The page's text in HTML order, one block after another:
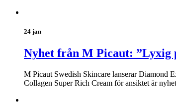
24 jan
Nyhet från M Picaut: ”Lyxig
M Picaut Swedish Skincare lanserar Diamond
Collagen Super Rich Cream för ansiktet är